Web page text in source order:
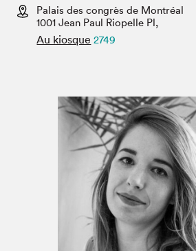
Espace médias
Palais des congrès de Montréal
1001 Jean Paul Riopelle Pl,
Au kiosque 2749